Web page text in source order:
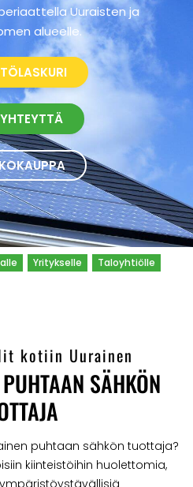
Uuraisten ja
alueelle.
Yritykselle Taloyhtiölle
kotiin Uurainen
SÄHKÖN
puhtaan sähkön tuottaja?
kiinteistöihin huolettomia,